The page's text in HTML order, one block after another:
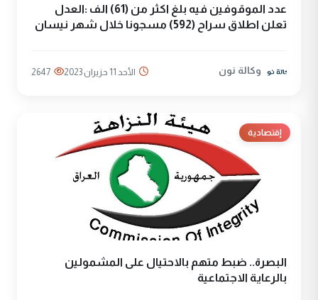
عدد الموقوفين فيه بلغ اكثر من (61) الف :العدل
تعلن اطلاق سراح (592) مسجونا خلال شهر نيسان
وكالة نون الأحد 11 حزيران 2023 2647
إقتصادية
البصرة.. ضبط متهم بالاحتيال على المشمولين
بالرعاية الاجتماعية